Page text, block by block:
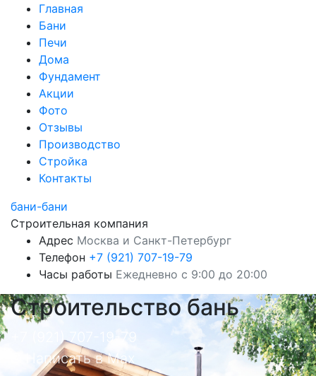
Главная
Бани
Печи
Дома
Фундамент
Акции
Фото
Отзывы
Производство
Стройка
Контакты
бани-бани
Строительная компания
Адрес Москва и Санкт-Петербург
Телефон +7 (921) 707-19-79
Часы работы Ежедневно с 9:00 до 20:00
Строительство бань
+7 (921) 707-19-79
Написать в Max